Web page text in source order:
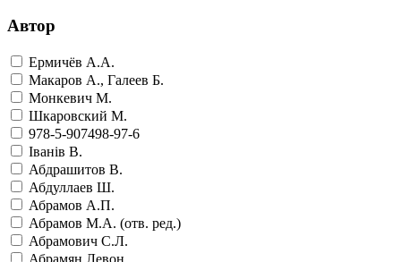
Автор
Ермичёв А.А.
Макаров А., Галеев Б.
Монкевич М.
Шкаровский М.
978-5-907498-97-6
Iванiв В.
Абдрашитов В.
Абдуллаев Ш.
Абрамов А.П.
Абрамов М.А. (отв. ред.)
Абрамович С.Л.
Абрамян Левон